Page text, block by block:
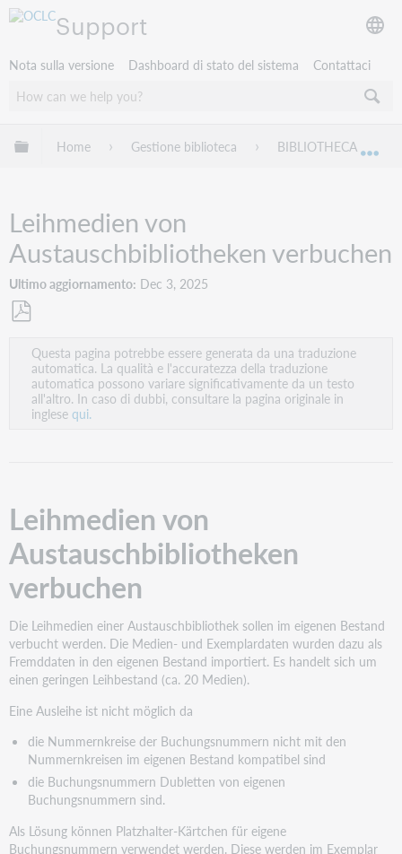
Support
Nota sulla versione Dashboard di stato del sistema Contattaci
Espandi/comprimi la gerarchia globale
Home Gestione biblioteca BIBLIOTHECA
Leihmedien von
Austauschbibliotheken verbuchen
Ultimo aggiornamento Dec 3, 2025
come
PDF
Questa pagina potrebbe essere generata da una traduzione
automatica. La qualità e l'accuratezza della traduzione
automatica possono variare significativamente da un testo
all'altro. In caso di dubbi, consultare la pagina originale in
inglesequi.
Leihmedien von
Austauschbibliotheken
verbuchen
Die Leihmedien einer Austauschbibliothek sollen im eigenen Bestand
verbucht werden. Die Medien- und Exemplardaten wurden dazu als
Fremddaten in den eigenen Bestand importiert. Es handelt sich um
einen geringen Leihbestand (ca. 20 Medien).
Eine Ausleihe ist nicht möglich da
die Nummernkreise der Buchungsnummern nicht mit den
Nummernkreisen im eigenen Bestand kompatibel sind
die Buchungsnummern Dubletten von eigenen
Buchungsnummern sind.
Als Lösung können Platzhalter-Kärtchen für eigene
Buchungsnummern verwendet werden. Diese werden im Exemplar